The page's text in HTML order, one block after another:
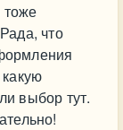
тоже
что
выбор тут.